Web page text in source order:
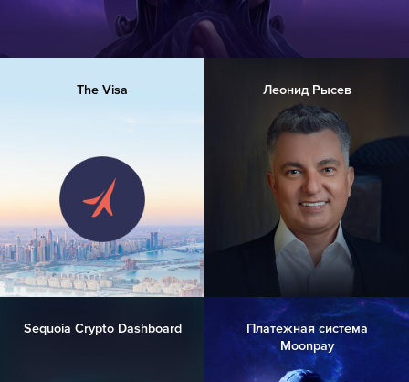
The Visa Леонид Рысев
Sequoia Crypto Dashboard
Платежная система
Moonpay